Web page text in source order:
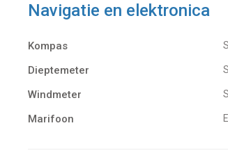
Navigatie en elektronica
Kompas
Dieptemeter
Windmeter
Marifoon